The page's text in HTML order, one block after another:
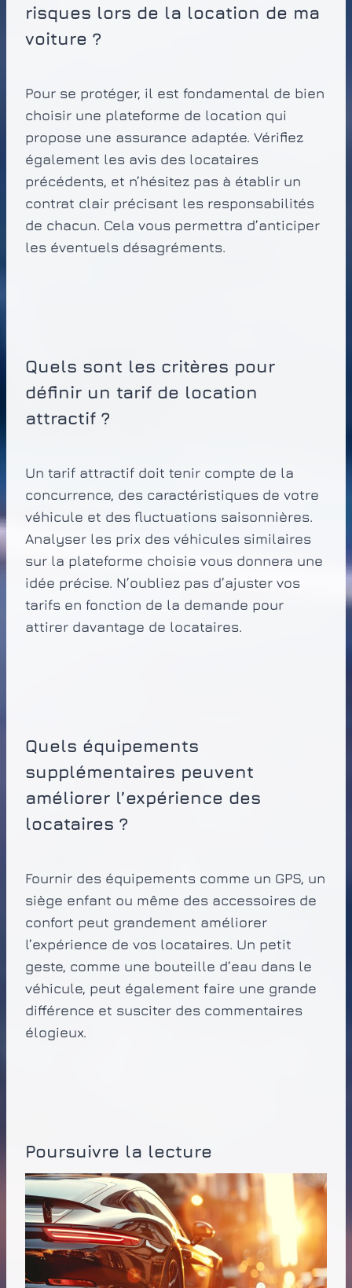
risques lors de la location de ma
voiture ?
Pour se protéger, il est fondamental de bien
choisir une plateforme de location qui
propose une assurance adaptée. Vérifiez
également les avis des locataires
précédents, et n’hésitez pas à établir un
contrat clair précisant les responsabilités
de chacun. Cela vous permettra d’anticiper
les éventuels désagréments.
Quels sont les critères pour
définir un tarif de location
attractif ?
Un tarif attractif doit tenir compte de la
concurrence, des caractéristiques de votre
véhicule et des fluctuations saisonnières.
Analyser les prix des véhicules similaires
sur la plateforme choisie vous donnera une
idée précise. N’oubliez pas d’ajuster vos
tarifs en fonction de la demande pour
attirer davantage de locataires.
Quels équipements
supplémentaires peuvent
améliorer l’expérience des
locataires ?
Fournir des équipements comme un GPS, un
siège enfant ou même des accessoires de
confort peut grandement améliorer
l’expérience de vos locataires. Un petit
geste, comme une bouteille d’eau dans le
véhicule, peut également faire une grande
différence et susciter des commentaires
élogieux.
Poursuivre la lecture